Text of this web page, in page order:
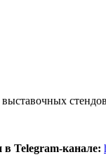
в Telegram-канале: